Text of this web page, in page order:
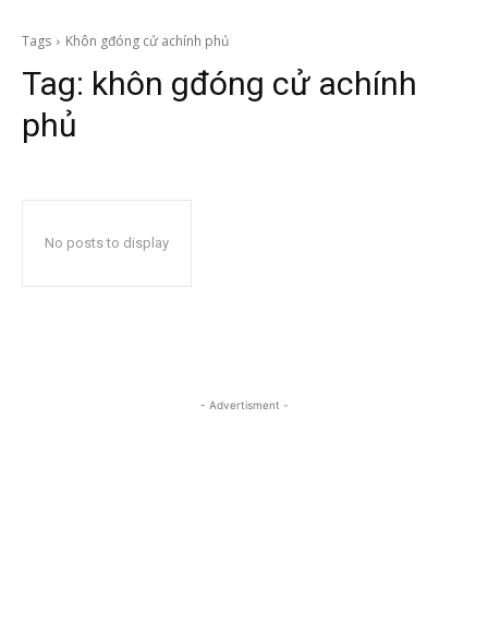
Tags Khôn gđóng cử achính phủ
Tag: khôn gđóng cử achính
phủ
No posts to display
- Advertisment -